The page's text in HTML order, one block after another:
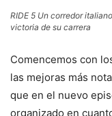
RIDE 5 Un corredor
victoria de su carrera
Comencemos con
las mejoras más
que en el nuevo
organizado en